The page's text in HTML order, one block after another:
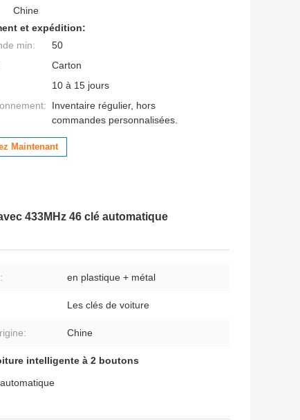
Chine
et expédition:
min:
50
Carton
10 à 15 jours
Inventaire régulier, hors
commandes personnalisées.
Maintenant
433MHz 46 clé automatique
en plastique + métal
Les clés de voiture
Chine
intelligente à 2 boutons